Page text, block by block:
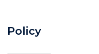
Policy